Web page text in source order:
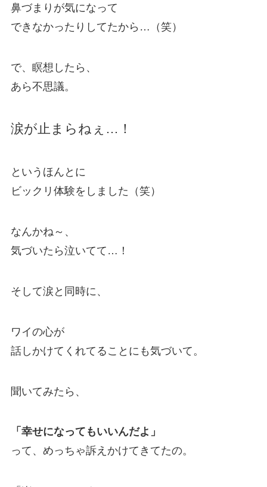
鼻づまりが気になって
できなかったりしてたから…（笑）
で、瞑想したら、
あら不思議。
涙が止まらねぇ…！
というほんとに
ビックリ体験をしました（笑）
なんかね～、
気づいたら泣いてて…！
そして涙と同時に、
ワイの心が
話しかけてくれてることにも気づいて。
聞いてみたら、
「幸せになってもいいんだよ」
って、めっちゃ訴えかけてきてたの。